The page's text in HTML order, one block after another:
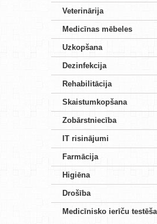
Veterinārija
Medicīnas mēbeles
Uzkopšana
Dezinfekcija
Rehabilitācija
Skaistumkopšana
Zobārstniecība
IT risinājumi
Farmācija
Higiēna
Drošība
Medicīnisko ierīču